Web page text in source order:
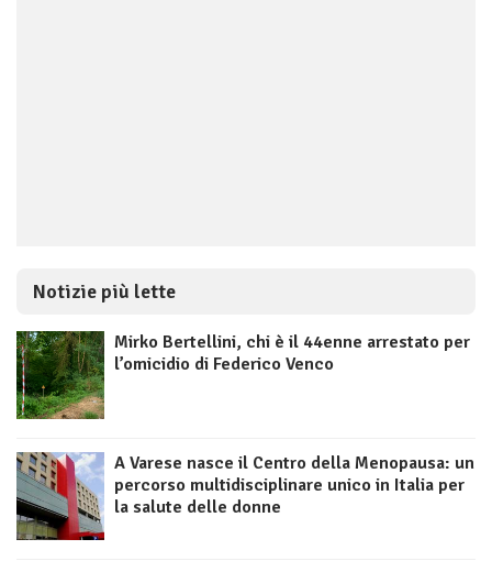
Notizie più lette
Mirko Bertellini, chi è il 44enne arrestato per
l’omicidio di Federico Venco
A Varese nasce il Centro della Menopausa: un
percorso multidisciplinare unico in Italia per
la salute delle donne